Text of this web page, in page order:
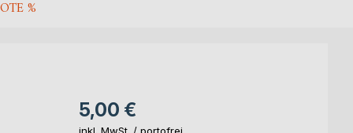
%
5,00 €
inkl. MwSt. / portofrei